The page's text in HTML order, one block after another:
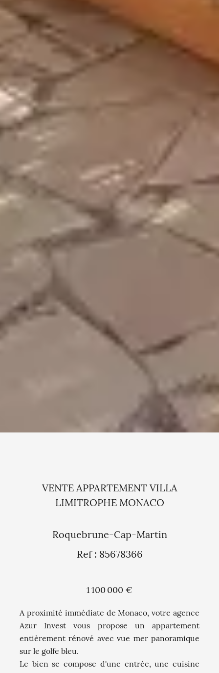
VENTE APPARTEMENT VILLA
LIMITROPHE MONACO
Roquebrune-Cap-Martin
Ref : 85678366
1 100 000 €
A proximité immédiate de Monaco, votre agence
Azur Invest vous propose un appartement
entièrement rénové avec vue mer panoramique
sur le golfe bleu.
Le bien se compose d'une entrée, une cuisine